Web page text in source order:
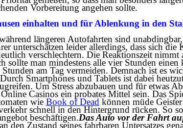
Vorbereitung angehen sollte.
einhalten und für Ablenkung in den
längeren Autofahrten sind
unterschätzen leider allerdings, dass sich
verschlechtern. Die Reaktionszeit
sollte man mindestens alle vier Stunden
Stunden am Tag vermeiden. Demnach ist es
Smartphones und Tablets ist dabei
Um Stress abzubauen und für etwas
Casinos ein probates Mittel sein. Das
wie Book of Dead können müde
schnell in den Hintergrund rücken. So
beschäftigen.Das Auto vor der Fahrt
den Zustand seines fahrbaren Untersatzes